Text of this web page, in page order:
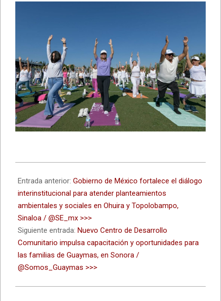
06-
15
Entrada anterior: Gobierno de México fortalece el diálogo
interinstitucional para atender planteamientos
ambientales y sociales en Ohuira y Topolobampo,
Sinaloa / @SE_mx >>>
Siguiente entrada: Nuevo Centro de Desarrollo
Comunitario impulsa capacitación y oportunidades para
las familias de Guaymas, en Sonora /
@Somos_Guaymas >>>